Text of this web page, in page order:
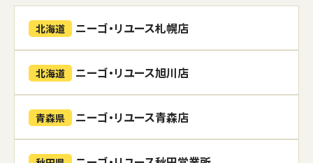
北海道 ニーゴ・リユース札幌店
北海道 ニーゴ・リユース旭川店
青森県 ニーゴ・リユース青森店